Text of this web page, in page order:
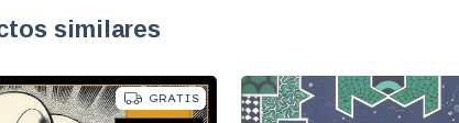
similares
GRATIS